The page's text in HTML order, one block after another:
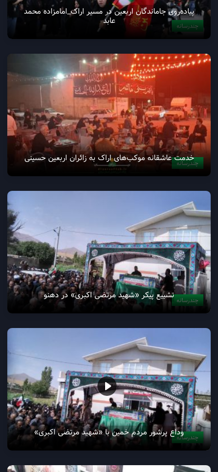
چندرسانه
پیاده‌روی جاماندگان اربعین در مسیر اراک_امامزاده محمد
عابد
چندرسانه
خدمت عاشقانه موکب‌های اراک به زائران اربعین حسینی
چندرسانه تشییع پیکر «شهید مرتضی اکبری» در دهنو
چندرسانهوداع پرشور مردم خمین با «شهید مرتضی اکبری»